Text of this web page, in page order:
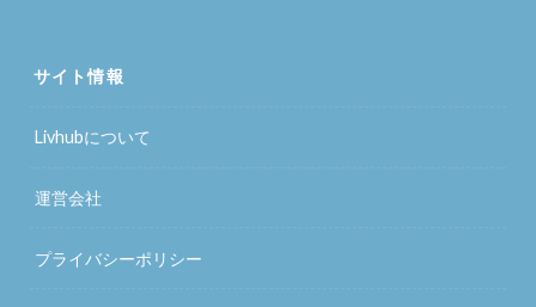
サイト情報
Livhubについて
運営会社
プライバシーポリシー